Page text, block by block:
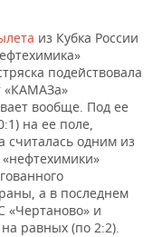
из Кубка России
подействовала
«КАМАЗа»
вообще. Под ее
на ее поле,
считалась одним из
а в последнем
«Чертаново» и
равных (по 2:2).